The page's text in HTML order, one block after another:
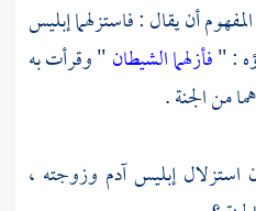
أن يقال : فاستزلهما إبليس
: "فأزلهما الشيطان" وقرأت به
من الجنة .
استزلال إبليسآدم وزوجته ،